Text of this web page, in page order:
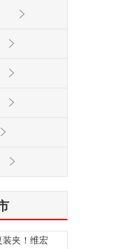
装夹！维宏